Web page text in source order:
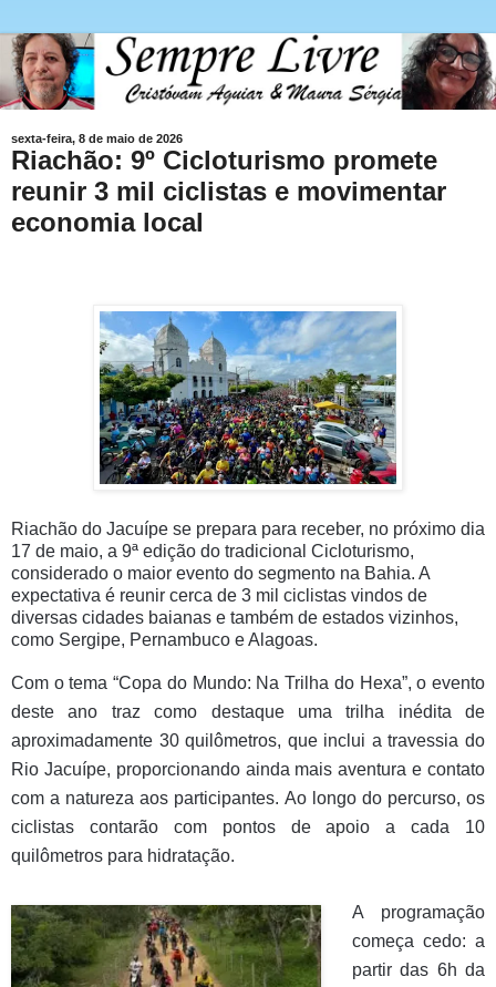
sexta-feira, 8 de maio de 2026
Riachão: 9º Cicloturismo promete
reunir 3 mil ciclistas e movimentar
economia local
Riachão do Jacuípe se prepara para receber, no próximo dia
17 de maio, a 9ª edição do tradicional Cicloturismo,
considerado o maior evento do segmento na Bahia. A
expectativa é reunir cerca de 3 mil ciclistas vindos de
diversas cidades baianas e também de estados vizinhos,
como Sergipe, Pernambuco e Alagoas.
Com o tema “Copa do Mundo: Na Trilha do Hexa”, o evento
deste ano traz como destaque uma trilha inédita de
aproximadamente 30 quilômetros, que inclui a travessia do
Rio Jacuípe, proporcionando ainda mais aventura e contato
com a natureza aos participantes. Ao longo do percurso, os
ciclistas contarão com pontos de apoio a cada 10
quilômetros para hidratação.
A programação
começa cedo: a
partir das 6h da